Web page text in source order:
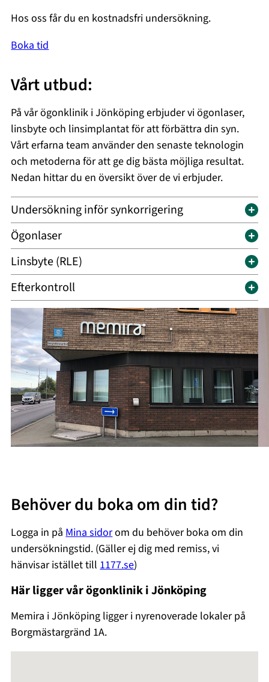
Hos oss får du en kostnadsfri undersökning.
Boka tid
Vårt utbud:
På vår ögonklinik i Jönköping erbjuder vi ögonlaser,
linsbyte och linsimplantat för att förbättra din syn.
Vårt erfarna team använder den senaste teknologin
och metoderna för att ge dig bästa möjliga resultat.
Nedan hittar du en översikt över de vi erbjuder.
Undersökning inför synkorrigering
Ögonlaser
Linsbyte (RLE)
Efterkontroll
Behöver du boka om din tid?
Logga in påMina sidorom du behöver boka om din
undersökningstid. (Gäller ej dig med remiss, vi
hänvisar istället till1177.se)
Här ligger vår ögonklinik i Jönköping
Memira i Jönköping ligger i nyrenoverade lokaler på
Borgmästargränd 1A.